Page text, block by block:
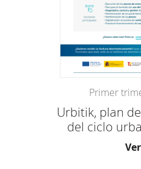
Primer
Urbitik, plan
del ciclo